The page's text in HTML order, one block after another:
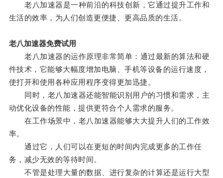
老八加速器是一种前沿的科技创新，它通过提升工作和
生活的效率，为人们创造更便捷、更高品质的生活。
老八加速器免费试用
老八加速器的运作原理非常简单：通过最新的算法和硬
件技术，它能够大幅度增加电脑、手机等设备的运行速度，
使打开和使用各种应用程序变得更加迅捷。
同时，老八加速器还能智能识别用户的习惯和需求，主
动优化设备的性能，提供更符合个人需求的服务。
在工作场景中，老八加速器能够大大提升人们的工作效
率。
通过它，人们可以在更短的时间内完成更多的工作任
务，减少无效的等待时间。
不管是处理大量的数据、进行复杂的计算还是运行大型